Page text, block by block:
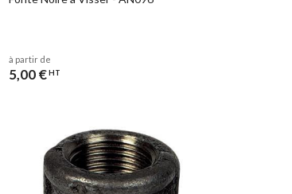
à partir de
5,00 €HT